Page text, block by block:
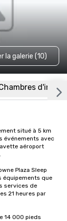
la galerie (10)
situé à 5 km
événements avec
aéroport
Plaza Sleep
équipements que
services de
21 heures par
14 000 pieds